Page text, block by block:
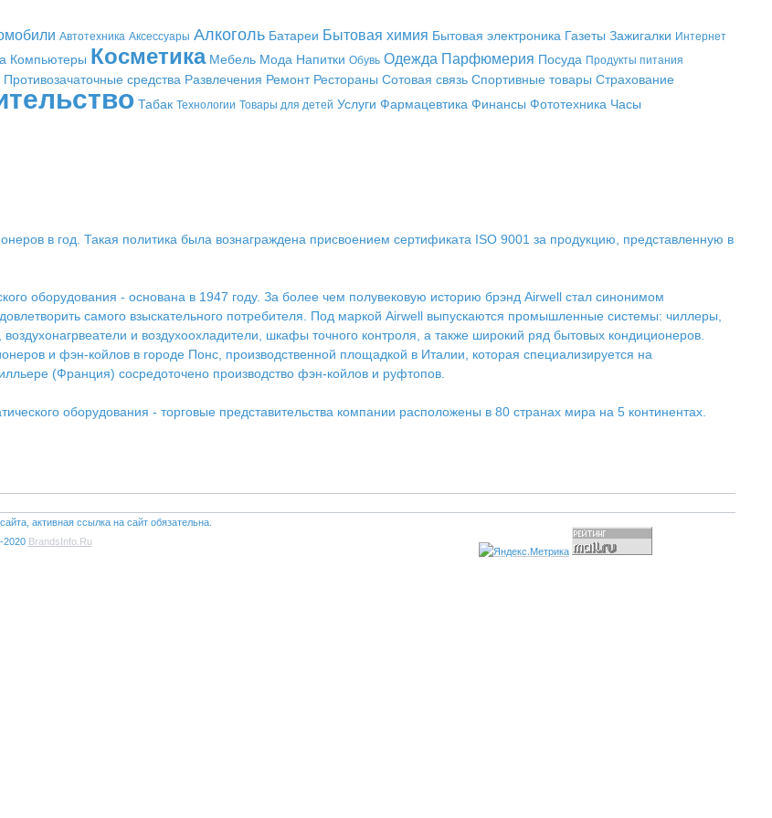
Автотехника Аксессуары Алкоголь Батареи Бытовая химия Бытовая электроника Газеты Зажигалки Интернет
Компьютеры Косметика Мебель Мода Напитки Обувь Одежда Парфюмерия Посуда Продукты питания
Противозачаточные средства Развлечения Ремонт Рестораны Сотовая связь Спортивные товары Страхование
Табак Технологии Товары для детей Услуги Фармацевтика Финансы Фототехника Часы
в год. Такая политика была вознаграждена присвоением сертификата ISO 9001 за продукцию, представленную в
оборудования - основана в 1947 году. За более чем полувековую историю брэнд Airwell стал синонимом
самого взыскательного потребителя. Под маркой Airwell выпускаются промышленные системы: чиллеры,
и воздухоохладители, шкафы точного контроля, а также широкий ряд бытовых кондиционеров.
и фэн-койлов в городе Понс, производственной площадкой в Италии, которая специализируется на
(Франция) сосредоточено производство фэн-койлов и руфтопов.
оборудования - торговые представительства компании расположены в 80 странах мира на 5 континентах.
активная ссылка на сайт обязательна.
2020 BrandsInfo.Ru